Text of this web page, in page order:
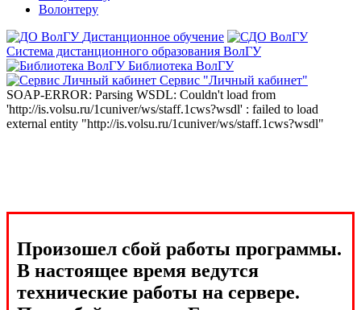
Волонтеру
Дистанционное обучение
Система дистанционного образования ВолГУ
Библиотека ВолГУ
Сервис "Личный кабинет"
SOAP-ERROR: Parsing WSDL: Couldn't load from
'http://is.volsu.ru/1cuniver/ws/staff.1cws?wsdl' : failed to load
external entity "http://is.volsu.ru/1cuniver/ws/staff.1cws?wsdl"
Произошел сбой работы программы.
В настоящее время ведутся
технические работы на сервере.